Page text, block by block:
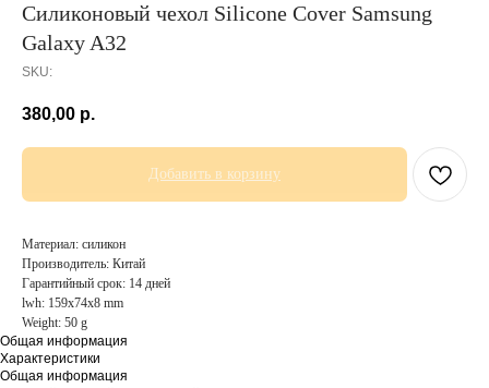
Силиконовый чехол Silicone Cover Samsung
Galaxy A32
SKU:
380,00 р.
Добавить в корзину
Материал: силикон
Производитель: Китай
Гарантийный срок: 14 дней
lwh: 159x74x8 mm
Weight: 50 g
Общая информация
Характеристики
Общая информация